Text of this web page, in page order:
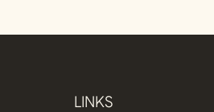
LINKS